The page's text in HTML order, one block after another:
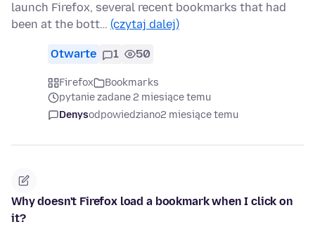
launch Firefox, several recent bookmarks that had
been at the bott… (czytaj dalej)
Otwarte 1 50
Firefox
Bookmarks
pytanie zadane 2 miesiące temu
Denysodpowiedziano2 miesiące temu
Why doesn't Firefox load a bookmark when I click on
it?